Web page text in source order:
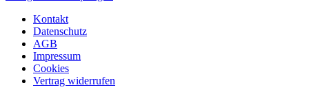
Kontakt
Datenschutz
AGB
Impressum
Cookies
Vertrag widerrufen